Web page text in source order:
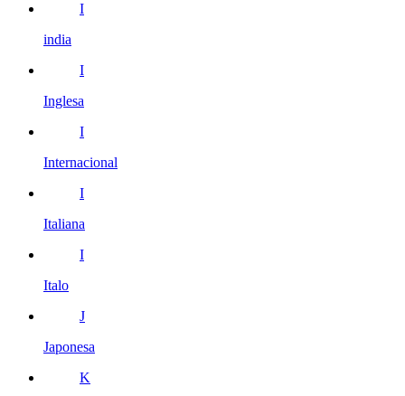
I
india
I
Inglesa
I
Internacional
I
Italiana
I
Italo
J
Japonesa
K